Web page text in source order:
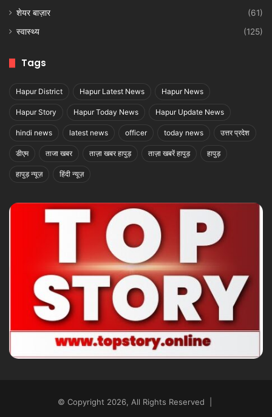
शेयर बाज़ार
(61)
स्वास्थ्य
(125)
Tags
Hapur District Hapur Latest News Hapur News
Hapur Story Hapur Today News Hapur Update News
hindi news latest news officer today news उत्तर प्रदेश
डीएम ताजा खबर ताज़ा खबर हापुड़ ताज़ा खबरें हापुड़ हापुड़
हापुड़ न्यूज़ हिंदी न्यूज़
© Copyright 2026, All Rights Reserved |